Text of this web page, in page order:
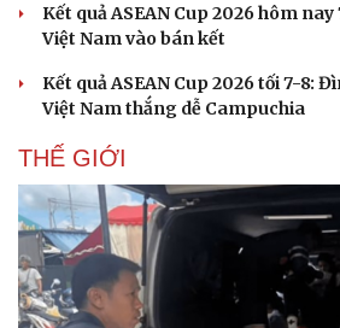
Kết quả ASEAN Cup 2026 hôm
Việt Nam vào bán kết
Kết quả ASEAN Cup 2026 tối 7-8:
Việt Nam thắng dễ Campuchia
THẾ GIỚI